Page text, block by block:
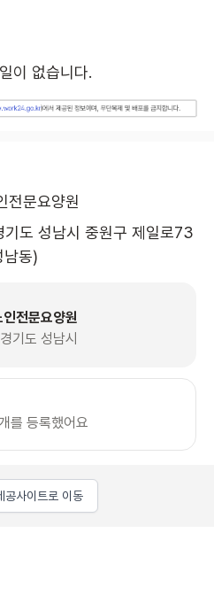
이 없습니다.
전문요양원
도 성남시 중원구 제일로73
동)
전문요양원
기도 성남시
를 등록했어요
공사이트로 이동